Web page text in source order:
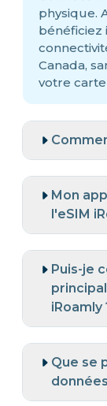
physique.
bénéficiez
Canada,
votre carte
Mon
l'eSIM
Puis-je
iRoamly
Que se